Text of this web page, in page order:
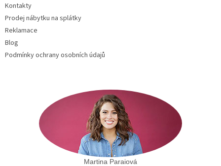
Kontakty
Prodej nábytku na splátky
Reklamace
Blog
Podmínky ochrany osobních údajů
Martina Paraiová